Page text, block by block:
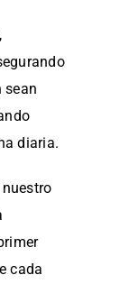
sean
diaria.
cada